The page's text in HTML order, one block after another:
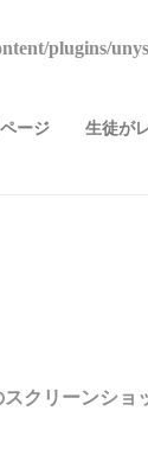
plugins/
ージ 生徒が
クリーンシ